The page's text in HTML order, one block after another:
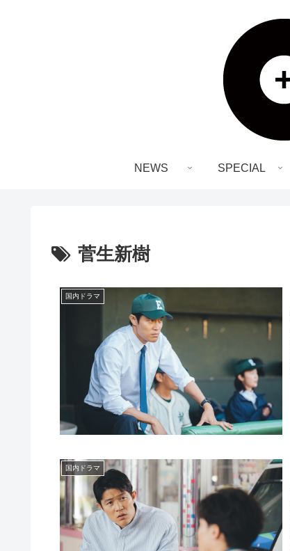
NEWS SPECIAL
菅生新樹
国内ドラマ
国内ドラマ